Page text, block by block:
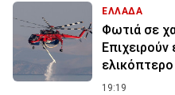
ΕΛΛΑΔΑ
Φωτιά σε
Επιχειρούν
ελικόπτερο
19:19